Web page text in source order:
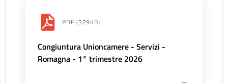
PDF (329KB)
Congiuntura Unioncamere - Servizi -
Romagna - 1° trimestre 2026